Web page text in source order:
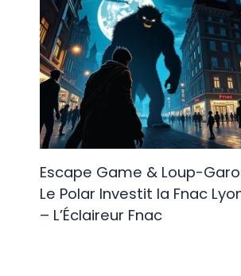
Escape Game & Loup-
Le Polar Investit la Fnac
– L’Éclaireur Fnac